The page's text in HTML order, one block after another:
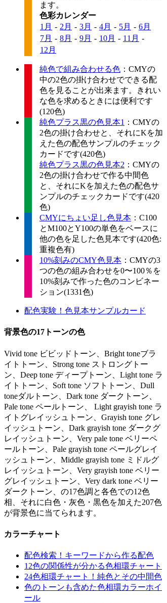
ます。
色彩カレンダー
1月 - 2月 - 3月 - 4月 - 5月 - 6月
7月 - 8月 - 9月 - 10月 - 11月 -
12月
純色で組み合わせる色 ：CMYの
中の2色の掛け合わせでできる配
色を見ることが出来ます。きれい
な色を求めるときには便利です
(120色)
純色プラス黒の色見本1 ：CMYの
2色の掛け合わせと、それにKを加
えた色の配色サンプルのチェック
カードです(420色)
純色プラス黒の色見本2 ：CMYの
2色の掛け合わせで作る中間色
と、それにKを加えた色の配色サ
ンプルのチェックカードです(420
色)
CMYにちょい足し色見本 ：C100
とM100とY100の単色をベースに
他の色を足した色見本です(420色:
重複色有)
10%刻みのCMY色見本 ：CMYの3
つの色の組み合わせを0〜100％を
10%刻みで作った色のコンビネー
ション(1331色)
配色実験！色見本サンプルカード
背景色の17トーンの色
Vivid tone ビビッドトーン、Bright toneブラ
イトトーン、Strong tone ストロングトー
ン、Deep tone ディープトーン、Light tone ラ
イトトーン、Soft tone ソフトトーン、Dull
toneダルトーン、Dark tone ダークトーン、
Pale tone ペールトーン、 Light grayish tone ラ
イトグレイッシュトーン、Grayish tone グレ
イッシュトーン、Dark grayish tone ダークグ
レイッシュトーン、Very pale tone ベリーペ
ールトーン、Pale grayish tone ペールグレイ
ッシュトーン、Middle grayish tone ミドルグ
レイッシュトーン、Very grayish tone ベリー
グレイッシュトーン、Very dark tone ベリー
ダークトーン、の17色調と各色での12色
相、それに白色・灰色・黒色を加えた207色
が背景色に当てられます。
カラーチャート
配色検索！キーワードから作る配色
12色の関係性が分かる色相環チャート
24色相環チャート！純色とその中間色
色のトーンも含めた色相環カラーホイ
ール